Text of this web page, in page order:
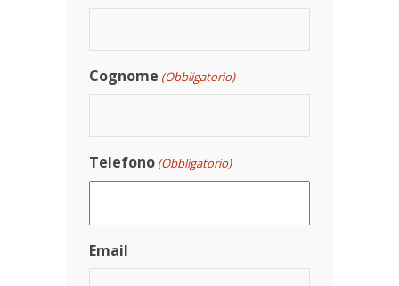
Cognome (Obbligatorio)
Telefono (Obbligatorio)
Email